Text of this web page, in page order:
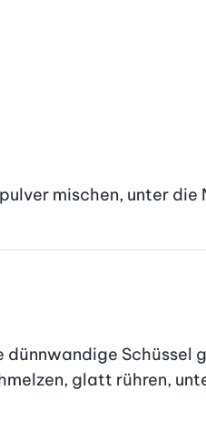
mischen, unter die
dünnwandige
glatt rühren,